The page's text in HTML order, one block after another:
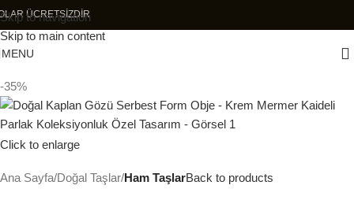
Skip to navigation
Skip to main content
ÜCRETSİZDİR
MENU
-35%
Click to enlarge
Ana Sayfa Doğal Taşlar Ham TaşlarBack to products